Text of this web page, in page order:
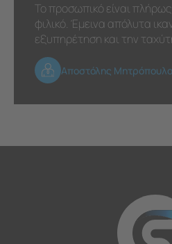
Το προσωπικό είναι
φιλικό. Έμεινα απόλυτα
εξυπηρέτηση και την
Αποστόλης